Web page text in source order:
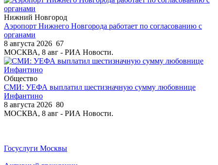
Нижний Новгород
Аэропорт Нижнего Новгорода работает по согласованию с
органами
8 августа 2026 67
МОСКВА, 8 авг - РИА Новости.
Общество
СМИ: УЕФА выплатил шестизначную сумму любовнице
Инфантино
8 августа 2026 80
МОСКВА, 8 авг - РИА Новости.
Госуслуги Москвы